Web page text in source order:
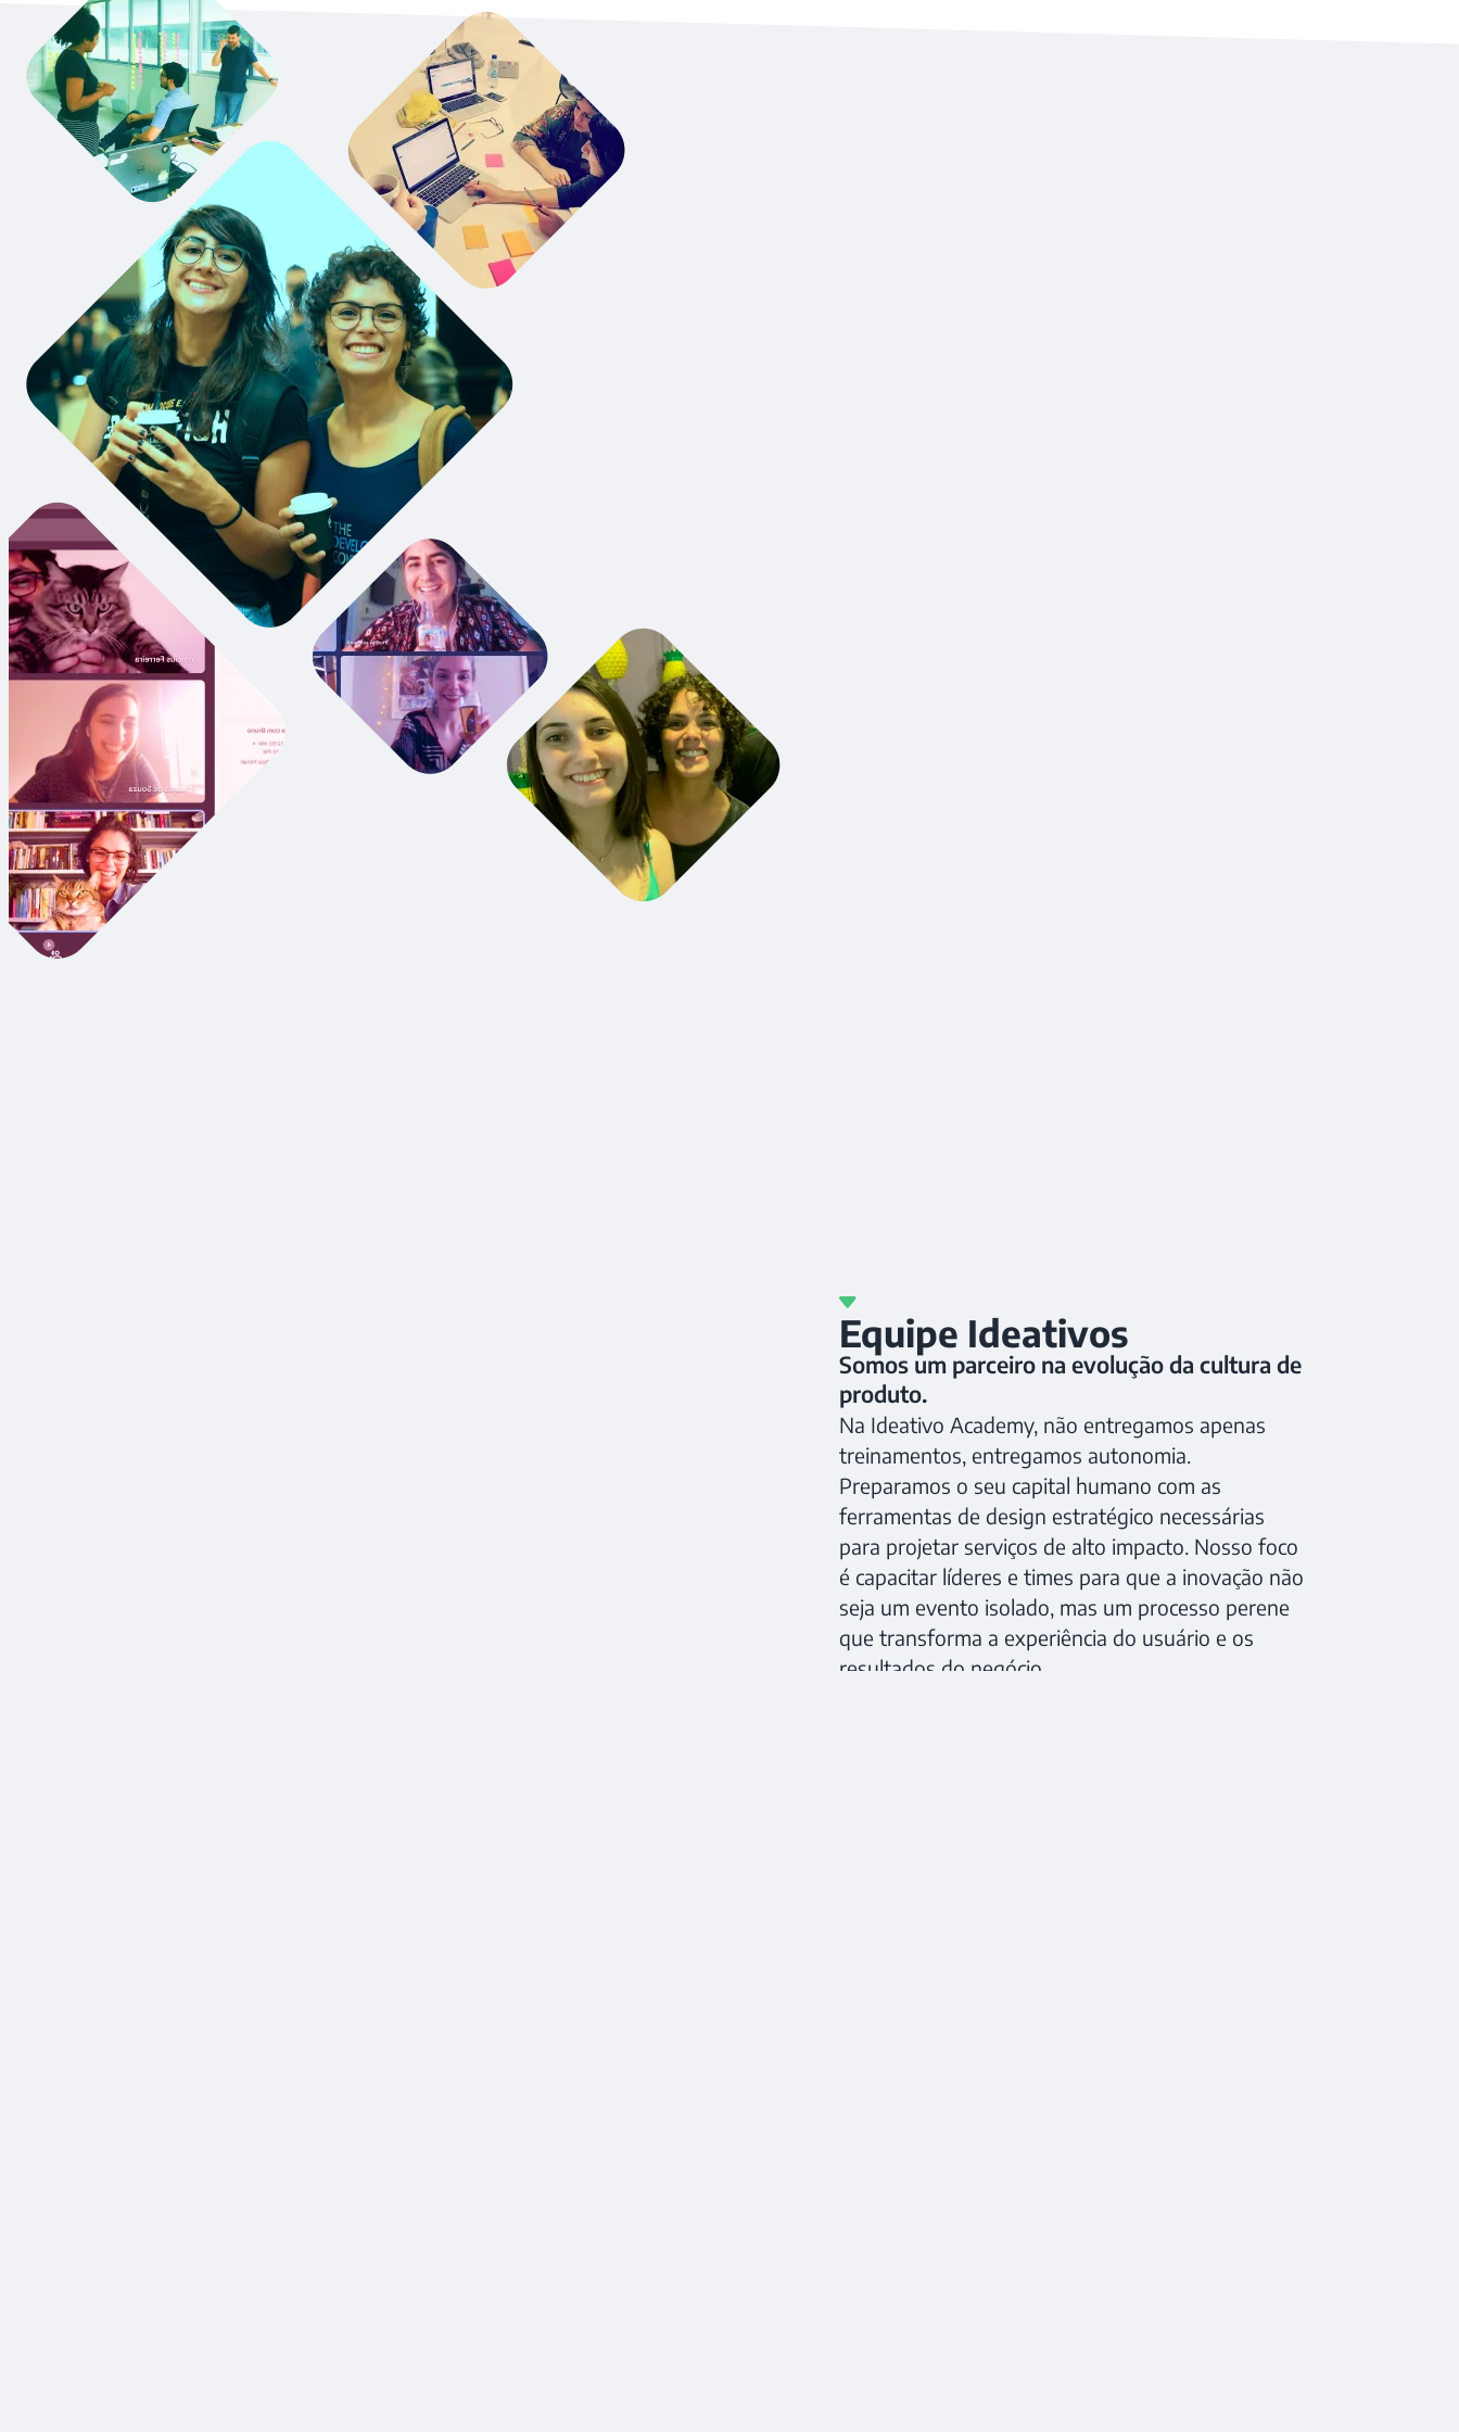
Equipe Ideativos
Somos um parceiro na evolução da cultura de
produto.
Na Ideativo Academy, não entregamos apenas
treinamentos, entregamos autonomia.
Preparamos o seu capital humano com as
ferramentas de design estratégico necessárias
para projetar serviços de alto impacto. Nosso foco
é capacitar líderes e times para que a inovação não
seja um evento isolado, mas um processo perene
que transforma a experiência do usuário e os
resultados do negócio.